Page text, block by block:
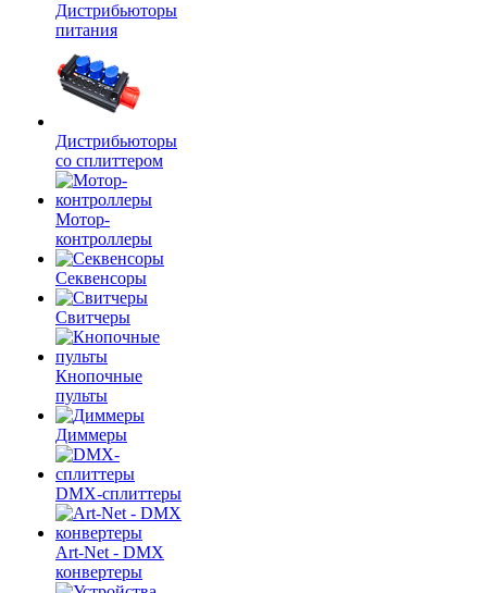
Дистрибьюторы
питания
Дистрибьюторы
со сплиттером
Мотор-
контроллеры
Секвенсоры
Свитчеры
Кнопочные
пульты
Диммеры
DMX-сплиттеры
Art-Net - DMX
конвертеры